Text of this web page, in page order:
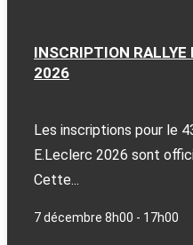
INSCRIPTION RALLYE
2026
Les inscriptions pour le
E.Leclerc 2026 sont
Cette...
7 décembre 8h00 - 17h00